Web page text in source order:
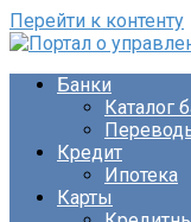
Перейти к контенту
Банки
Каталог
Кредит
Ипотека
Карты